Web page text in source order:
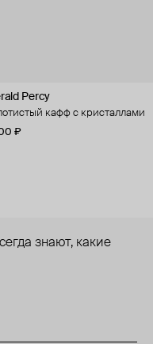
Percy
кафф с кристаллами
₽
знают, какие